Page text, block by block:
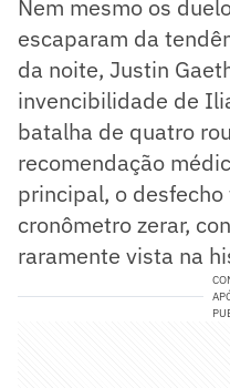
Nem mesmo os
escaparam da
da noite, Justin
invencibilidade de
batalha de quatro
recomendação
principal, o
cronômetro zerar,
raramente vista na